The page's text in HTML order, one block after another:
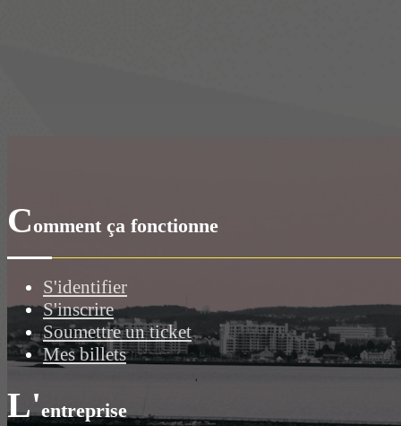
Comment ça fonctionne
S'identifier
S'inscrire
Soumettre un ticket
Mes billets
L'entreprise